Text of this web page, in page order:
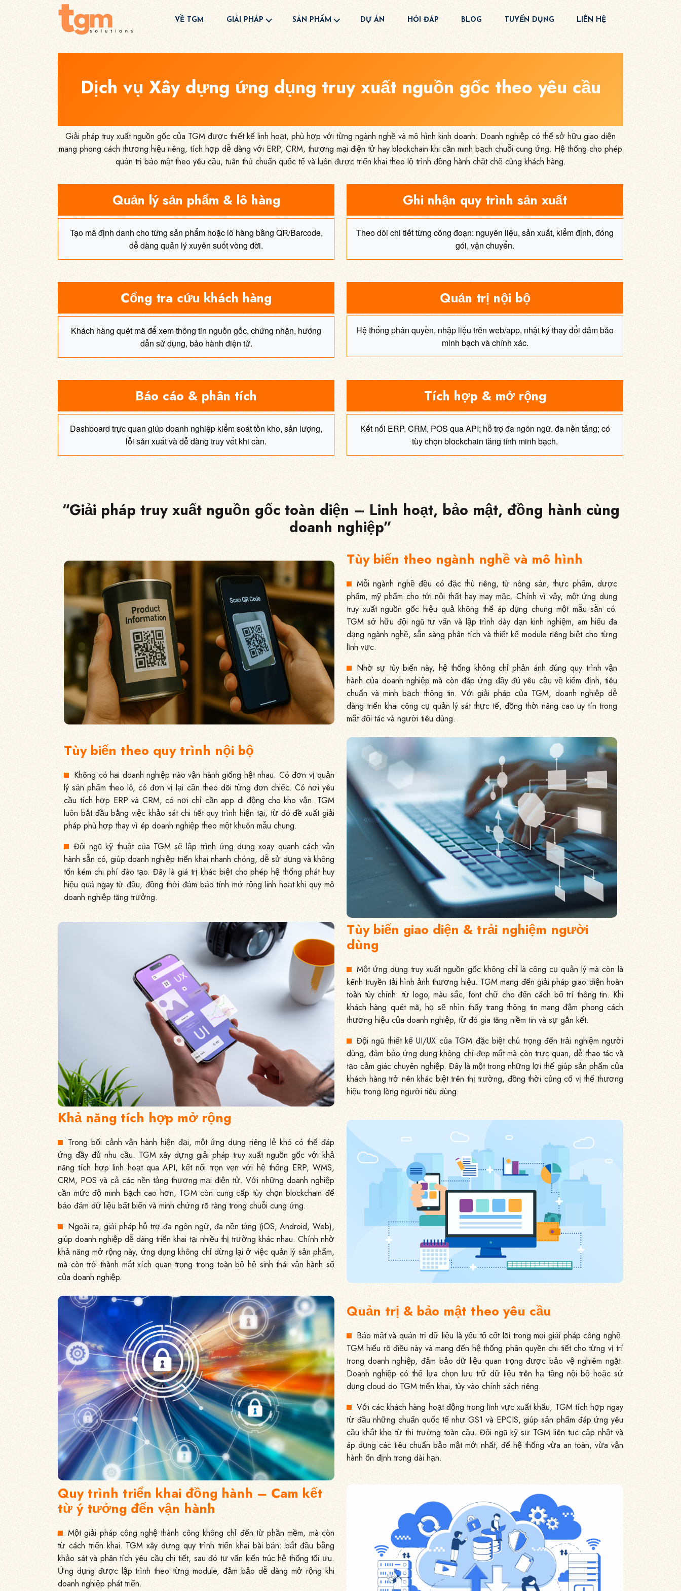
VỀ TGM GIẢI PHÁP SẢN PHẨM DỰ ÁN HỎI ĐÁP BLOG TUYỂN DỤNG LIÊN HỆ
Dịch vụ Xây dựng ứng dụng truy xuất nguồn gốc theo yêu cầu
Giải pháp truy xuất nguồn gốc của TGM được thiết kế linh hoạt, phù hợp với từng ngành nghề và mô hình kinh doanh. Doanh nghiệp có thể sở hữu giao diện
mang phong cách thương hiệu riêng, tích hợp dễ dàng với ERP, CRM, thương mại điện tử hay blockchain khi cần minh bạch chuỗi cung ứng. Hệ thống cho phép
quản trị bảo mật theo yêu cầu, tuân thủ chuẩn quốc tế và luôn được triển khai theo lộ trình đồng hành chặt chẽ cùng khách hàng.
Quản lý sản phẩm & lô hàng
Tạo mã định danh cho từng sản phẩm hoặc lô hàng bằng QR/Barcode,
dễ dàng quản lý xuyên suốt vòng đời.
Ghi nhận quy trình sản xuất
Theo dõi chi tiết từng công đoạn: nguyên liệu, sản xuất, kiểm định, đóng
gói, vận chuyển.
Cổng tra cứu khách hàng
Khách hàng quét mã để xem thông tin nguồn gốc, chứng nhận, hướng
dẫn sử dụng, bảo hành điện tử.
Quản trị nội bộ
Hệ thống phân quyền, nhập liệu trên web/app, nhật ký thay đổi đảm bảo
minh bạch và chính xác.
Báo cáo & phân tích
Dashboard trực quan giúp doanh nghiệp kiểm soát tồn kho, sản lượng,
lỗi sản xuất và dễ dàng truy vết khi cần.
Tích hợp & mở rộng
Kết nối ERP, CRM, POS qua API; hỗ trợ đa ngôn ngữ, đa nền tảng; có
tùy chọn blockchain tăng tính minh bạch.
“Giải pháp truy xuất nguồn gốc toàn diện – Linh hoạt, bảo mật, đồng hành cùng
doanh nghiệp”
Tùy biến theo ngành nghề và mô hình
Mỗi ngành nghề đều có đặc thù riêng, từ nông sản, thực phẩm, dược
phẩm, mỹ phẩm cho tới nội thất hay may mặc. Chính vì vậy, một ứng dụng
truy xuất nguồn gốc hiệu quả không thể áp dụng chung một mẫu sẵn có.
TGM sở hữu đội ngũ tư vấn và lập trình dày dạn kinh nghiệm, am hiểu đa
dạng ngành nghề, sẵn sàng phân tích và thiết kế module riêng biệt cho từng
lĩnh vực.
Nhờ sự tùy biến này, hệ thống không chỉ phản ánh đúng quy trình vận
hành của doanh nghiệp mà còn đáp ứng đầy đủ yêu cầu về kiểm định, tiêu
chuẩn và minh bạch thông tin. Với giải pháp của TGM, doanh nghiệp dễ
dàng triển khai công cụ quản lý sát thực tế, đồng thời nâng cao uy tín trong
mắt đối tác và người tiêu dùng.
Tùy biến theo quy trình nội bộ
Không có hai doanh nghiệp nào vận hành giống hệt nhau. Có đơn vị quản
lý sản phẩm theo lô, có đơn vị lại cần theo dõi từng đơn chiếc. Có nơi yêu
cầu tích hợp ERP và CRM, có nơi chỉ cần app di động cho kho vận. TGM
luôn bắt đầu bằng việc khảo sát chi tiết quy trình hiện tại, từ đó đề xuất giải
pháp phù hợp thay vì ép doanh nghiệp theo một khuôn mẫu chung.
Đội ngũ kỹ thuật của TGM sẽ lập trình ứng dụng xoay quanh cách vận
hành sẵn có, giúp doanh nghiệp triển khai nhanh chóng, dễ sử dụng và không
tốn kém chi phí đào tạo. Đây là giá trị khác biệt cho phép hệ thống phát huy
hiệu quả ngay từ đầu, đồng thời đảm bảo tính mở rộng linh hoạt khi quy mô
doanh nghiệp tăng trưởng.
Tùy biến giao diện & trải nghiệm người
dùng
Một ứng dụng truy xuất nguồn gốc không chỉ là công cụ quản lý mà còn là
kênh truyền tải hình ảnh thương hiệu. TGM mang đến giải pháp giao diện hoàn
toàn tùy chỉnh: từ logo, màu sắc, font chữ cho đến cách bố trí thông tin. Khi
khách hàng quét mã, họ sẽ nhìn thấy trang thông tin mang đậm phong cách
thương hiệu của doanh nghiệp, từ đó gia tăng niềm tin và sự gắn kết.
Đội ngũ thiết kế UI/UX của TGM đặc biệt chú trọng đến trải nghiệm người
dùng, đảm bảo ứng dụng không chỉ đẹp mắt mà còn trực quan, dễ thao tác và
tạo cảm giác chuyên nghiệp. Đây là một trong những lợi thế giúp sản phẩm của
khách hàng trở nên khác biệt trên thị trường, đồng thời củng cố vị thế thương
hiệu trong lòng người tiêu dùng.
Khả năng tích hợp mở rộng
Trong bối cảnh vận hành hiện đại, một ứng dụng riêng lẻ khó có thể đáp
ứng đầy đủ nhu cầu. TGM xây dựng giải pháp truy xuất nguồn gốc với khả
năng tích hợp linh hoạt qua API, kết nối trọn vẹn với hệ thống ERP, WMS,
CRM, POS và cả các nền tảng thương mại điện tử. Với những doanh nghiệp
cần mức độ minh bạch cao hơn, TGM còn cung cấp tùy chọn blockchain để
bảo đảm dữ liệu bất biến và minh chứng rõ ràng trong chuỗi cung ứng.
Ngoài ra, giải pháp hỗ trợ đa ngôn ngữ, đa nền tảng (iOS, Android, Web),
giúp doanh nghiệp dễ dàng triển khai tại nhiều thị trường khác nhau. Chính nhờ
khả năng mở rộng này, ứng dụng không chỉ dừng lại ở việc quản lý sản phẩm,
mà còn trở thành mắt xích quan trọng trong toàn bộ hệ sinh thái vận hành số
của doanh nghiệp.
Quản trị & bảo mật theo yêu cầu
Bảo mật và quản trị dữ liệu là yếu tố cốt lõi trong mọi giải pháp công nghệ.
TGM hiểu rõ điều này và mang đến hệ thống phân quyền chi tiết cho từng vị trí
trong doanh nghiệp, đảm bảo dữ liệu quan trọng được bảo vệ nghiêm ngặt.
Doanh nghiệp có thể lựa chọn lưu trữ dữ liệu trên hạ tầng nội bộ hoặc sử
dụng cloud do TGM triển khai, tùy vào chính sách riêng.
Với các khách hàng hoạt động trong lĩnh vực xuất khẩu, TGM tích hợp ngay
từ đầu những chuẩn quốc tế như GS1 và EPCIS, giúp sản phẩm đáp ứng yêu
cầu khắt khe từ thị trường toàn cầu. Đội ngũ kỹ sư TGM liên tục cập nhật và
áp dụng các tiêu chuẩn bảo mật mới nhất, để hệ thống vừa an toàn, vừa vận
hành ổn định trong dài hạn.
Quy trình triển khai đồng hành – Cam kết
từ ý tưởng đến vận hành
Một giải pháp công nghệ thành công không chỉ đến từ phần mềm, mà còn
từ cách triển khai. TGM xây dựng quy trình triển khai bài bản: bắt đầu bằng
khảo sát và phân tích yêu cầu chi tiết, sau đó tư vấn kiến trúc hệ thống tối ưu.
Ứng dụng được lập trình theo từng module, đảm bảo dễ dàng mở rộng khi
doanh nghiệp phát triển.